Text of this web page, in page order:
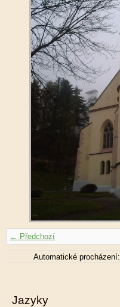
← Předchozí
Automatické procházení:
Jazyky